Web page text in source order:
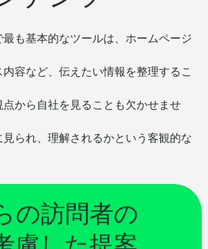
も基本的なツールは、ホームページ
容など、伝えたい情報を整理するこ
から自社を見ることも欠かせませ
られ、理解されるかという客観的な
の訪問者の